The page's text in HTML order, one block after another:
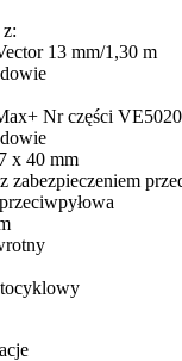
13 mm/1,30 m
Nr części VE5020
x 40 mm
zabezpieczeniem